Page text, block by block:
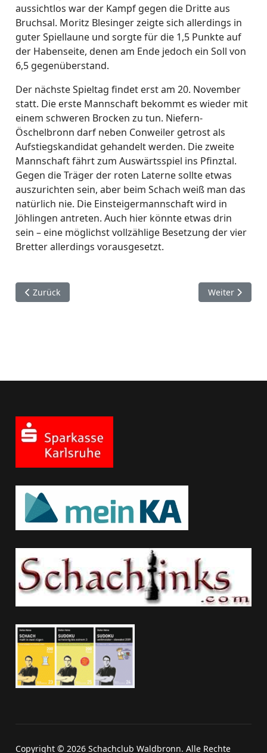
aussichtlos war der Kampf gegen die Dritte aus
Bruchsal. Moritz Blesinger zeigte sich allerdings in
guter Spiellaune und sorgte für die 1,5 Punkte auf
der Habenseite, denen am Ende jedoch ein Soll von
6,5 gegenüberstand.
Der nächste Spieltag findet erst am 20. November
statt. Die erste Mannschaft bekommt es wieder mit
einem schweren Brocken zu tun. Niefern-
Öschelbronn darf neben Conweiler getrost als
Aufstiegskandidat gehandelt werden. Die zweite
Mannschaft fährt zum Auswärtsspiel ins Pfinztal.
Gegen die Träger der roten Laterne sollte etwas
auszurichten sein, aber beim Schach weiß man das
natürlich nie. Die Einsteigermannschaft wird in
Jöhlingen antreten. Auch hier könnte etwas drin
sein – eine möglichst vollzählige Besetzung der vier
Bretter allerdings vorausgesetzt.
Vorheriger Beitrag: Bericht von der ersten Runde des
Zurück Nächster
Weiter
Copyright © 2026 Schachclub Waldbronn. Alle Rechte